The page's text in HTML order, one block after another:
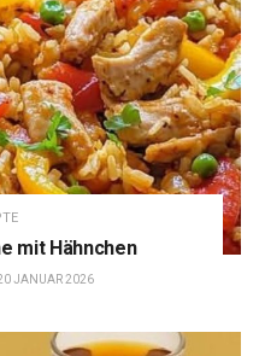
mit Hähnchen
JANUAR 2026